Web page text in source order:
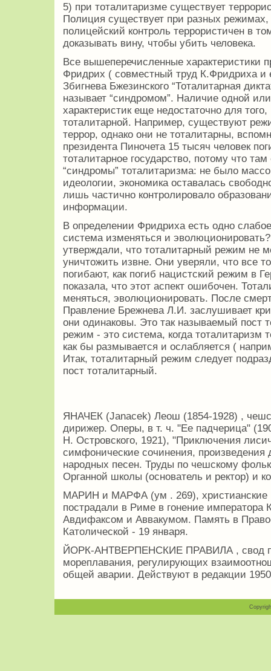
5) при тоталитаризме существует
Полиция существует при разных режимах,
полицейский контроль террористичен в
доказывать вину, чтобы убить человека.
Все вышеперечисленные характеристики
Фридрих ( совместный труд К.Фридриха и
Збигнева Бжезинского “Тоталитарная
называет “синдромом”. Наличие одной
характеристик еще недостаточно для
тоталитарной. Например, существуют
террор, однако они не тоталитарны,
президента Пиночета 15 тысяч человек
тоталитарное государство, потому что
“синдромы” тоталитаризма: не было
идеологии, экономика оставалась
лишь частично контролировало
информации.
В определении Фридриха есть одно
система изменяться и
утверждали, что тоталитарный режим не
уничтожить извне. Они уверяли, что все
погибают, как погиб нацистский режим в
показала, что этот аспект ошибочен.
меняться, эволюционировать. После
Правление Брежнева Л.И. заслушивает
они одинаковы. Это так называемый пост
режим - это система, когда тоталитаризм
как бы размывается и ослабляется (
Итак, тоталитарный режим следует
пост тоталитарный.
ЯНАЧЕК (Janacek) Леош (1854-1928) ,
дирижер. Оперы, в т. ч. "Ее падчерица"
Н. Островского, 1921), "Приключения
симфонические сочинения, произведения
народных песен. Труды по чешскому
Органной школы (основатель и ректор) и
МАРИН и МАРФА (ум . 269), христианские
пострадали в Риме в гонение
Авдифаксом и Аввакумом. Память в
Католической - 19 января.
ЙОРК-АНТВЕРПЕНСКИЕ ПРАВИЛА , свод
мореплавания, регулирующих
общей аварии. Действуют в редакции